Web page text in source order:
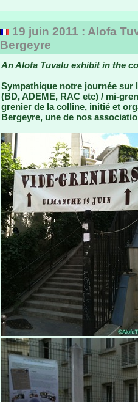
19 juin 2011 : Alofa
Bergeyre
An Alofa Tuvalu exhibit in the
Sympathique notre journée sur
(BD, ADEME, RAC etc) / mi-
grenier de la colline, initié et
Bergeyre, une de nos